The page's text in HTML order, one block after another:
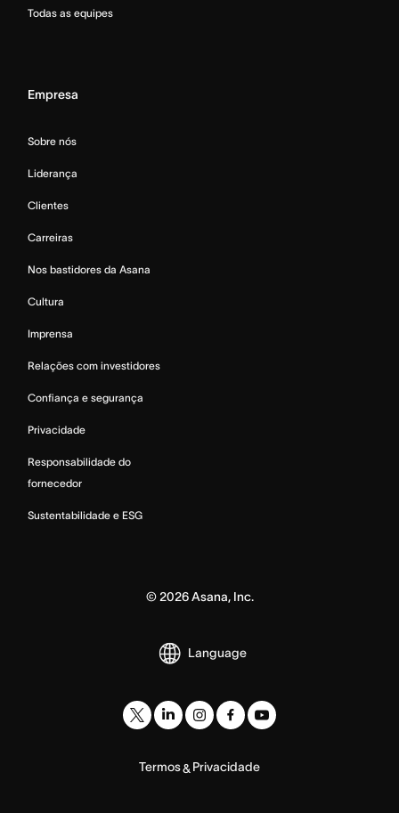
Todas as equipes
Empresa
Sobre nós
Liderança
Clientes
Carreiras
Nos bastidores da Asana
Cultura
Imprensa
Relações com investidores
Confiança e segurança
Privacidade
Responsabilidade do
fornecedor
Sustentabilidade e ESG
©2026Asana, Inc.
Language
Termos&Privacidade